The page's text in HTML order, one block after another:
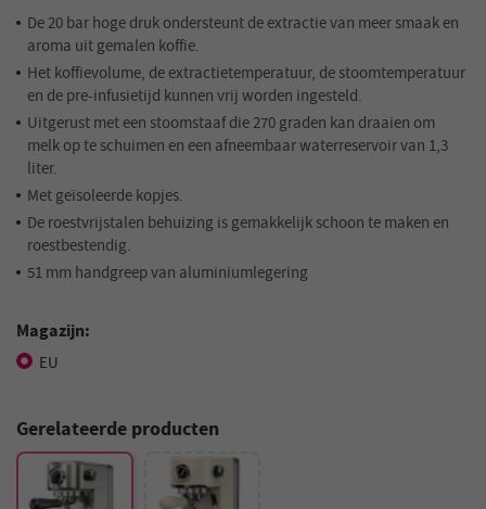
De 20 bar hoge druk ondersteunt de extractie van meer smaak en
aroma uit gemalen koffie.
Het koffievolume, de extractietemperatuur, de stoomtemperatuur
en de pre-infusietijd kunnen vrij worden ingesteld.
Uitgerust met een stoomstaaf die 270 graden kan draaien om
melk op te schuimen en een afneembaar waterreservoir van 1,3
liter.
Met geïsoleerde kopjes.
De roestvrijstalen behuizing is gemakkelijk schoon te maken en
roestbestendig.
51 mm handgreep van aluminiumlegering
Magazijn:
EU
Gerelateerde producten